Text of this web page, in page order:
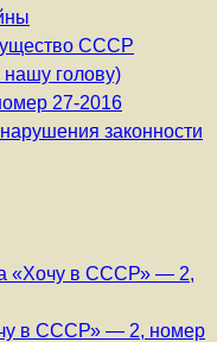
СССР
голову)
27-2016
законности
«Хочу в СССР» — 2,
в СССР» — 2, номер